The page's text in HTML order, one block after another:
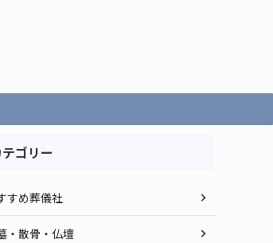
ゴリー
すめ葬儀社
・散骨・仏壇